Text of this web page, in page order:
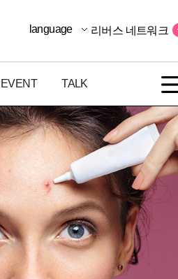
EVENT TALK
language 리버스 네트워크